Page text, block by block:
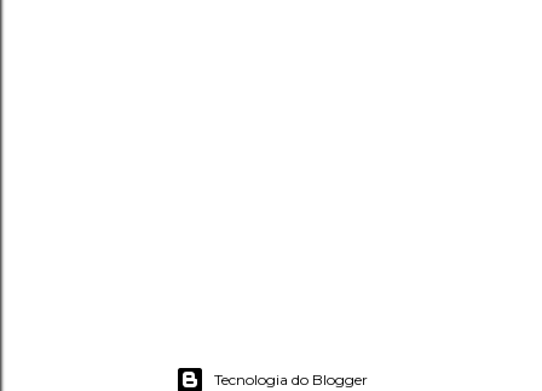
Tecnologia do Blogger